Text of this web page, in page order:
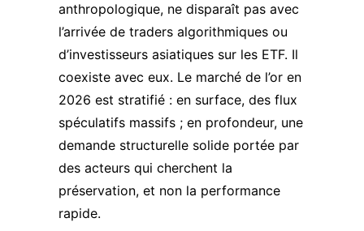
anthropologique, ne disparaît pas avec
l’arrivée de traders algorithmiques ou
d’investisseurs asiatiques sur les ETF. Il
coexiste avec eux. Le marché de l’or en
2026 est stratifié : en surface, des flux
spéculatifs massifs ; en profondeur, une
demande structurelle solide portée par
des acteurs qui cherchent la
préservation, et non la performance
rapide.